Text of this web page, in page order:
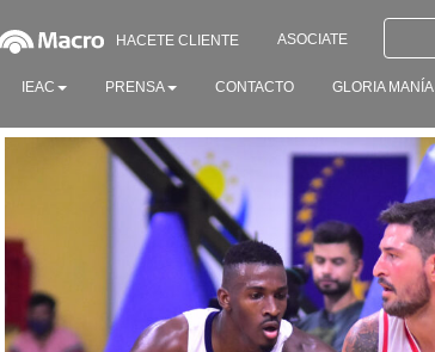
HACETE CLIENTE ASOCIATE
IEAC PRENSA CONTACTO GLORIA MANÍA